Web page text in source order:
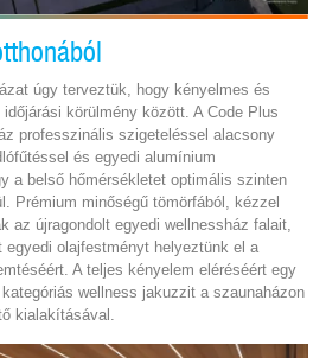
úgy terveztük, hogy kényelmes és
körülmény között. A Code Plus
professzinális szigeteléssel alacsony
és egyedi alumínium
a belső hőmérsékletet optimális szinten
Prémium minőségű tömörfából, kézzel
az újragondolt egyedi wellnessház falait,
egyedi olajfestményt helyeztünk el a
A teljes kényelem eléréséért egy
wellness jakuzzit a szaunaházon
kialakításával.